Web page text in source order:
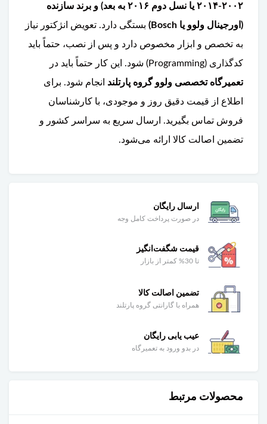
۲۰۰۲-۲۰۱۴ یا نسل دوم ۲۰۱۶ به بعد) و برند سازنده
(اورجینال ولوو یا Bosch)
بستگی دارد. تعویض انژکتور نیاز
به تخصص و ابزار مخصوص دارد و پس از نصب، حتماً باید
کدگذاری (Programming) شود. این کار حتماً باید در
تعمیرگاه تخصصی ولوو گروه پارتلند انجام شود. برای
اطلاع از قیمت دقیق روز و موجودی، با کارشناسان
فروش تماس بگیرید. ارسال سریع به سراسر کشور و
تضمین اصالت کالا ارائه می‌شود.
ارسال رایگان
در صورت پرداخت کامل وجه
قیمت شگفت‌انگیز
تا 30% کمتر از بازار
تضمین اصالت کالا
همراه با گارانتی گروه پارتلند
عیب یابی رایگان
در بدو ورود به تعمیرگاه
محصولات مرتبط